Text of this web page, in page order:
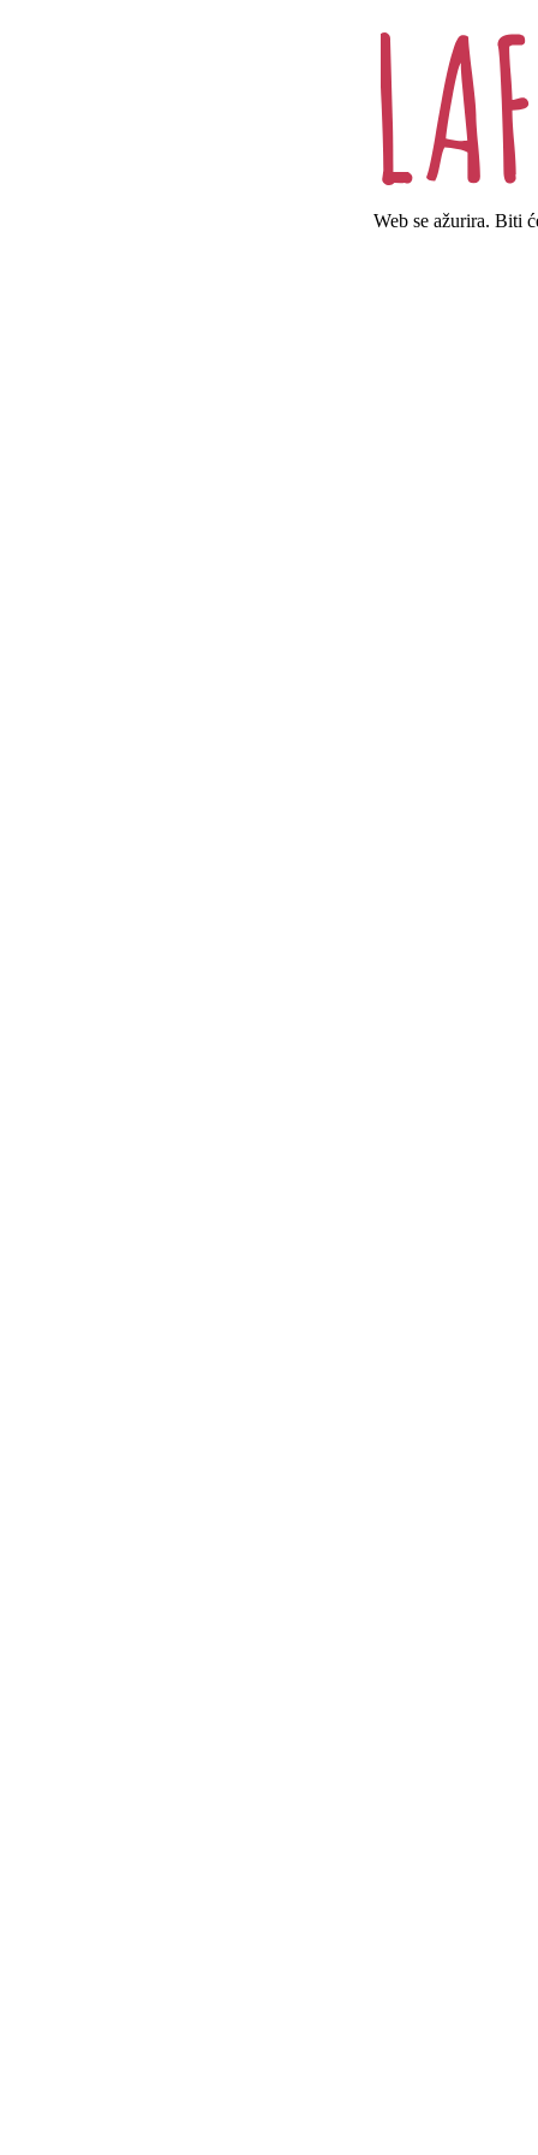
Web se ažurira. Biti